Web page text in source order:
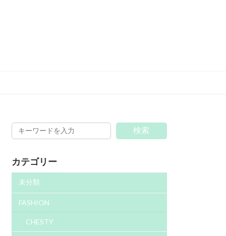
検索
カテゴリー
未分類
FASHION
CHESTY